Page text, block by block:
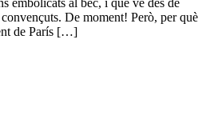
De moment! Però, per què
de París […]